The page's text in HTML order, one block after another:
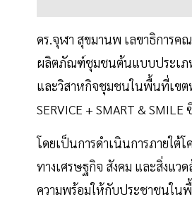
ดร.จุฬา สุขมานพ เลขาธิการค
ผลิตภัณฑ์ชุมชนต้นแบบประเภท
และวิสาหกิจชุมชนในพื้นที่เขต
SERVICE + SMART &
โดยเป็นการดำเนินการภายใต้โ
ทางเศรษฐกิจ สังคม และสิ่งแว
ความพร้อมให้กับประชาชนในพื้